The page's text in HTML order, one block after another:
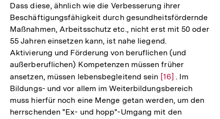
Dass diese, ähnlich wie die Verbesserung ihrer
Beschäftigungsfähigkeit durch gesundheitsfördernde
Maßnahmen, Arbeitsschutz etc., nicht erst mit 50 oder
55 Jahren einsetzen kann, ist nahe liegend.
Aktivierung und Förderung von beruflichen (und
außerberuflichen) Kompetenzen müssen früher
ansetzen, müssen lebensbegleitend sein Zur
Auflösung
der
Fußnote
[16] . Im
Bildungs- und vor allem im Weiterbildungsbereich
muss hierfür noch eine Menge getan werden, um den
herrschenden "Ex- und hopp"-Umgang mit den